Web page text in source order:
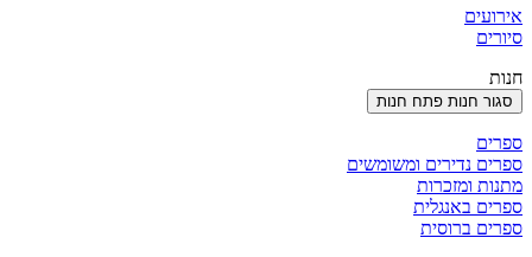
אירועים
סיורים
חנות
סגור חנות פתח חנות
ספרים
ספרים נדירים ומשומשים
מתנות ומזכרות
ספרים באנגלית
ספרים ברוסית